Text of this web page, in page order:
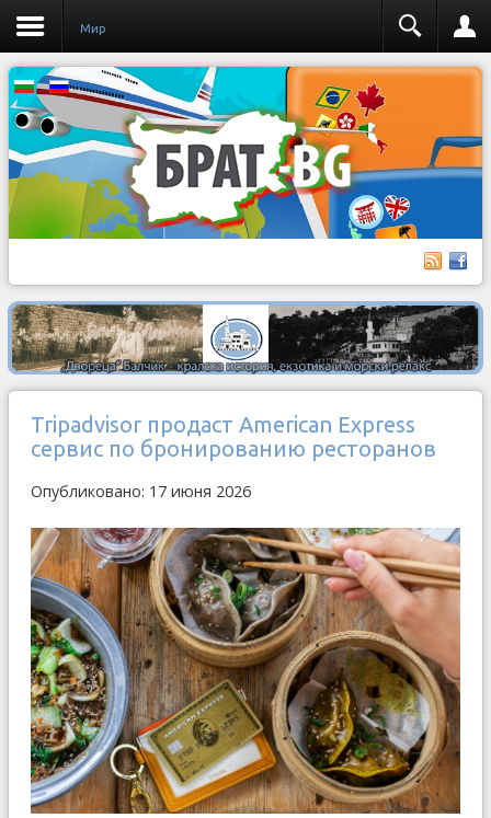
Мир
Tripadvisor продаст American Express
сервис по бронированию ресторанов
Опубликовано: 17 июня 2026